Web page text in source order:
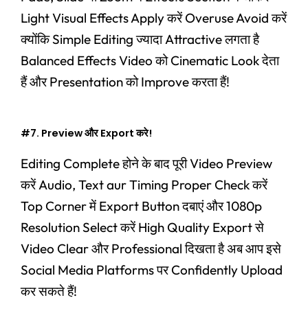
Light Visual Effects Apply करें Overuse Avoid करें
क्योंकि Simple Editing ज्यादा Attractive लगता है
Balanced Effects Video को Cinematic Look देता
हैं और Presentation को Improve करता हैं!
#7. Preview और Export करे!
Editing Complete होने के बाद पूरी Video Preview
करें Audio, Text aur Timing Proper Check करें
Top Corner में Export Button दबाएं और 1080p
Resolution Select करें High Quality Export से
Video Clear और Professional दिखता है अब आप इसे
Social Media Platforms पर Confidently Upload
कर सकते हैं!